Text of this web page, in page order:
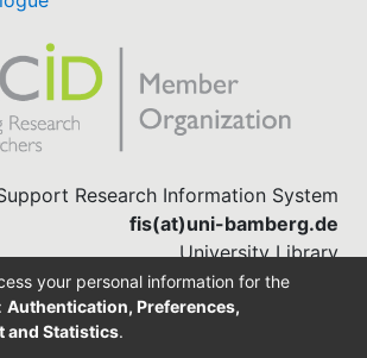
Research Information System
fis(at)uni-bamberg.de
University Library
(0951) 863-1568
your personal information for the
Authentication, Preferences,
and Statistics.